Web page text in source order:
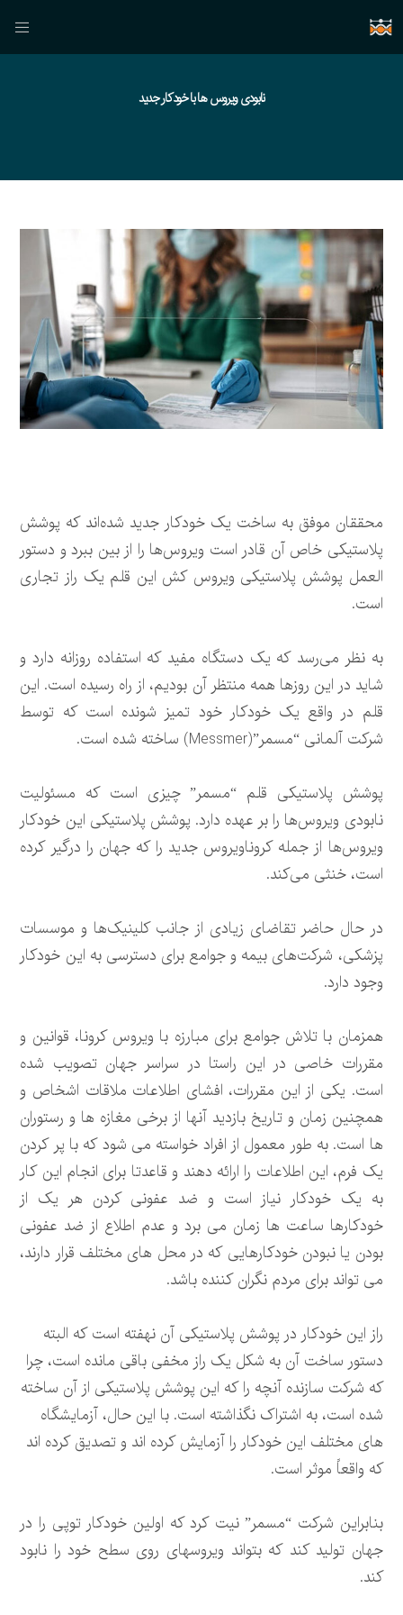
نابودی ویروس ها با خودکار جدید
محققان موفق به ساخت یک خودکار جدید شده‌اند که پوشش
پلاستیکی خاص آن قادر است ویروس‌ها را از بین ببرد و دستور
العمل پوشش پلاستیکی ویروس کش این قلم یک راز تجاری
است.
به نظر می‌رسد که یک دستگاه مفید که استفاده روزانه دارد و
شاید در این روزها همه منتظر آن بودیم، از راه رسیده است. این
قلم در واقع یک خودکار خود تمیز شونده است که توسط
شرکت آلمانی “مسمر”(Messmer) ساخته شده است.
پوشش پلاستیکی قلم “مسمر” چیزی است که مسئولیت
نابودی ویروس‌ها را بر عهده دارد. پوشش پلاستیکی این خودکار
ویروس‌ها از جمله کروناویروس جدید را که جهان را درگیر کرده
است، خنثی می‌کند.
در حال حاضر تقاضای زیادی از جانب کلینیک‌ها و موسسات
پزشکی، شرکت‌های بیمه و جوامع برای دسترسی به این خودکار
وجود دارد.
همزمان با تلاش جوامع برای مبارزه با ویروس کرونا، قوانین و
مقررات خاصی در این راستا در سراسر جهان تصویب شده
است. یکی از این مقررات، افشای اطلاعات ملاقات اشخاص و
همچنین زمان و تاریخ بازدید آنها از برخی مغازه ها و رستوران
ها است. به طور معمول از افراد خواسته می شود که با پر کردن
یک فرم، این اطلاعات را ارائه دهند و قاعدتا برای انجام این کار
به یک خودکار نیاز است و ضد عفونی کردن هر یک از
خودکارها ساعت ها زمان می برد و عدم اطلاع از ضد عفونی
بودن یا نبودن خودکارهایی که در محل های مختلف قرار دارند،
می تواند برای مردم نگران کننده باشد.
راز این خودکار در پوشش پلاستیکی آن نهفته است که البته
دستور ساخت آن به شکل یک راز مخفی باقی مانده است، چرا
که شرکت سازنده آنچه را که این پوشش پلاستیکی از آن ساخته
شده است، به اشتراک نگذاشته است. با این حال، آزمایشگاه
های مختلف این خودکار را آزمایش کرده اند و تصدیق کرده اند
که واقعاً موثر است.
بنابراین شرکت “مسمر” نیت کرد که اولین خودکار توپی را در
جهان تولید کند که بتواند ویروسهای روی سطح خود را نابود
کند.